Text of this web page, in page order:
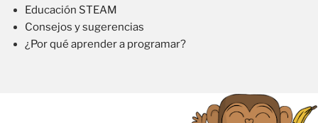
Educación STEAM
Consejos y sugerencias
¿Por qué aprender a programar?